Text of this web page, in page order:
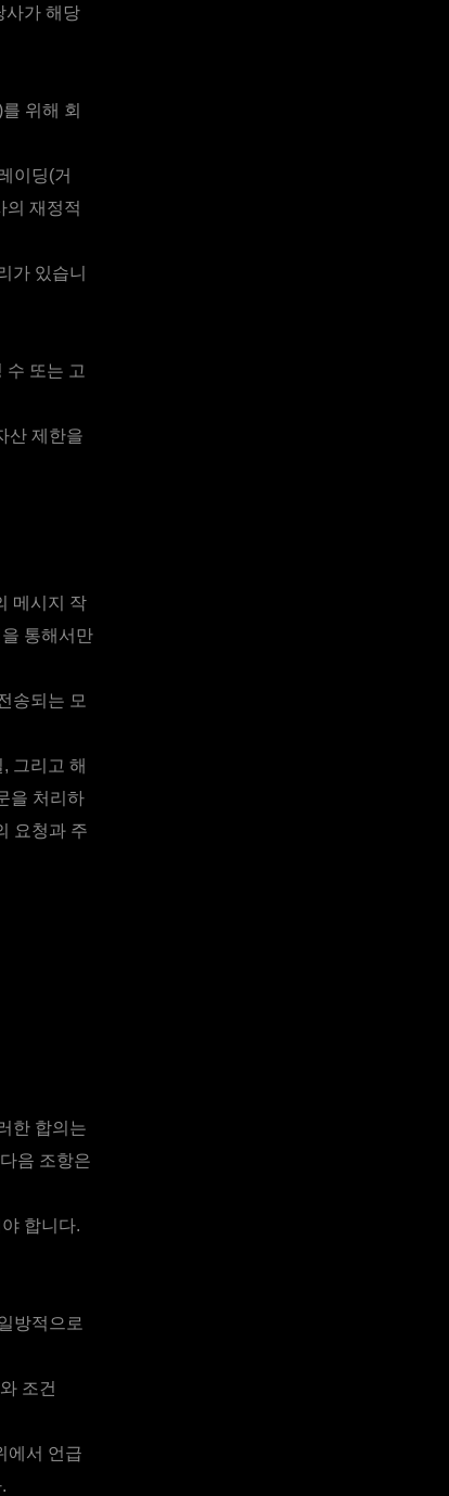
사가 해당
위해 회
이딩(거
의 재정적
가 있습니
수 또는 고
산 제한을
메시지 작
통해서만
송되는 모
그리고 해
을 처리하
요청과 주
한 합의는
음 조항은
합니다.
방적으로
조건
에서 언급